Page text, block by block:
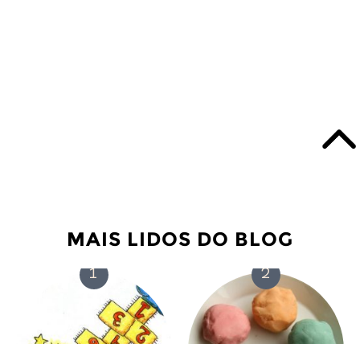
MAIS LIDOS DO BLOG